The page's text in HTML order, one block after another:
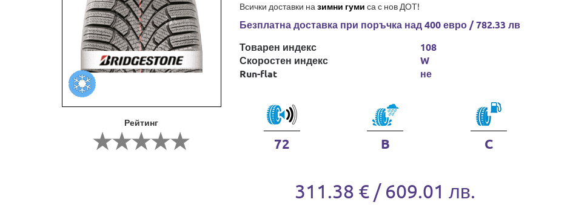
Рейтинг
Всички доставки на зимни гуми са с нов ДОТ!
Безплатна доставка при поръчка над 400 евро / 782.33 лв
Товарен индекс
Скоростен индекс
Run-flat
108
W
не
72 B C
311.38 € / 609.01 лв.